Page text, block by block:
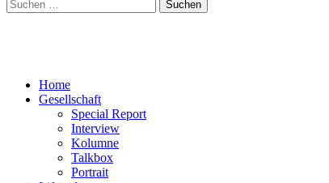
nach:
Home
Gesellschaft
Special Report
Interview
Kolumne
Talkbox
Portrait